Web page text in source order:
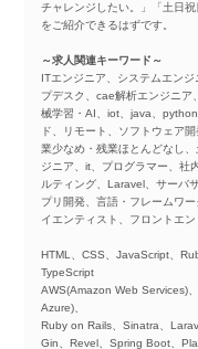
チャレンジしたい。」「土日
をご紹介できるはずです。
～求人関連キーワード～
ITエンジニア、システムエン
プデスク、cae解析エンジニア
械学習・AI、iot、java、
ド、リモート、ソフトウェア
業少なめ・残業ほとんどなし
ジニア、it、プログラマー、社
ルティング、Laravel、サーバ
プリ開発、言語・フレームワ
イエンティスト、フロントエ
HTML、CSS、JavaScript、
TypeScript
AWS(Amazon Web Services)
Azure)、
Ruby on Rails、Sinatra、
Gin、Revel、Spring Boot、